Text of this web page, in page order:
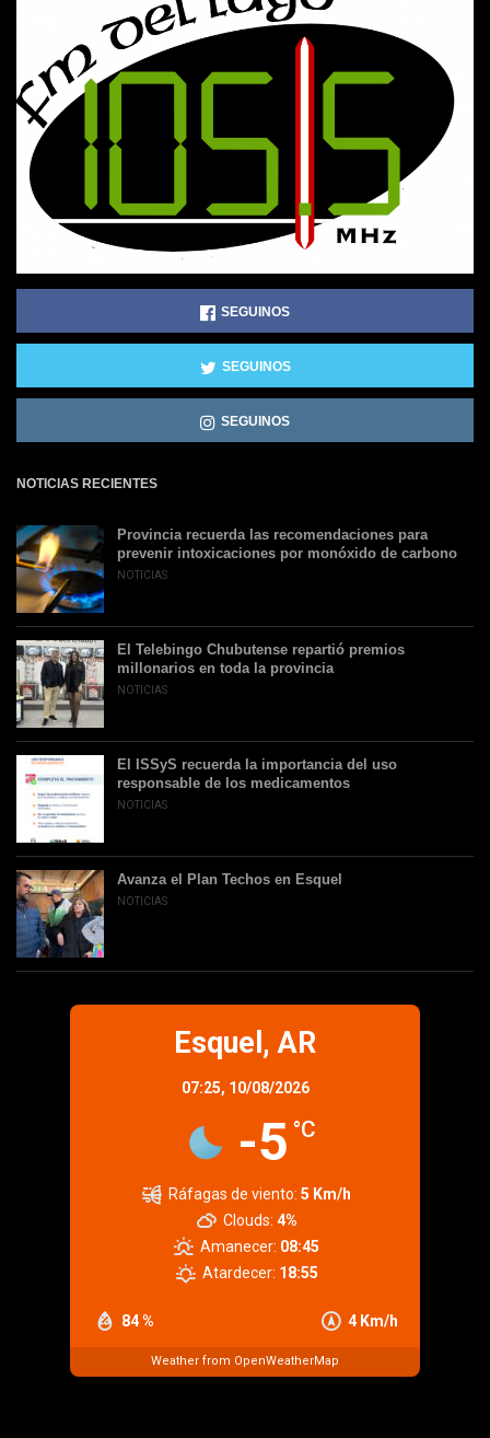
SEGUINOS
SEGUINOS
SEGUINOS
NOTICIAS RECIENTES
Provincia recuerda las recomendaciones para
prevenir intoxicaciones por monóxido de carbono
NOTICIAS
El Telebingo Chubutense repartió premios
millonarios en toda la provincia
NOTICIAS
El ISSyS recuerda la importancia del uso
responsable de los medicamentos
NOTICIAS
Avanza el Plan Techos en Esquel
NOTICIAS
Esquel, AR
07:25, 10/08/2026
-5 °C
84 % 4 Km/h
Ráfagas de viento: 5 Km/h
Clouds: 4%
Amanecer: 08:45
Atardecer: 18:55
Weather from OpenWeatherMap